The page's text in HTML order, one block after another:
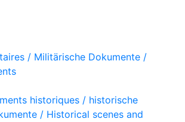
/ Militärische Dokumente /
historiques / historische
/ Historical scenes and